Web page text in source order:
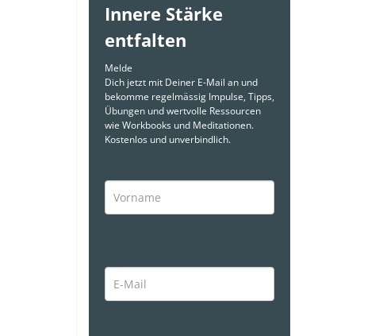
Innere Stärke
entfalten
Melde
Dich jetzt mit Deiner E-Mail an und
bekomme regelmässig Impulse, Tipps,
Übungen und wertvolle Ressourcen
wie Workbooks und Meditationen.
Kostenlos und unverbindlich.